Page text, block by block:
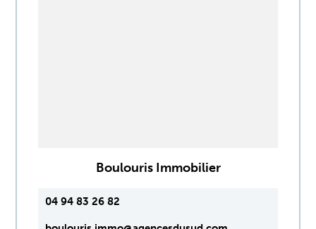
Boulouris Immobilier
04 94 83 26 82